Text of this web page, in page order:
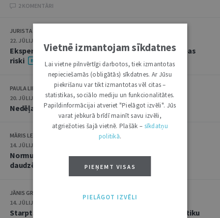
2 KOMENTĀRI
JURISTA VĀRDS
22. JŪLIJS 2026 • 14:00
Ekspertu saruna jūlijā: krimināltiesības un būvniecības
riski
PAULA LIPE
20. JŪLIJS 2026 • 16:05
Nedēļas notikumu apskats: 13.–17. jūlijs
MĀRIS LEJA
14. JŪLIJS 2026
Normu konkurences un noziedzīgu nodarījumu
daudzējādības problemātika
JĀNIS GRASIS
14. JŪLIJS 2026
Starptautiskās tiesības: mazās valstis pret reālpolitiku
Vietnē izmantojam sīkdatnes
Lai vietne pilnvērtīgi darbotos, tiek izmantotas
nepieciešamās (obligātās) sīkdatnes. Ar Jūsu
piekrišanu var tikt izmantotas vēl citas –
statistikas, sociālo mediju un funkcionalitātes.
Papildinformācijai atveriet "Pielāgot izvēli". Jūs
varat jebkurā brīdī mainīt savu izvēli,
atgriežoties šajā vietnē. Plašāk – sīkdatņu
politikā.
PIEŅEMT VISAS
PIELĀGOT IZVĒLI